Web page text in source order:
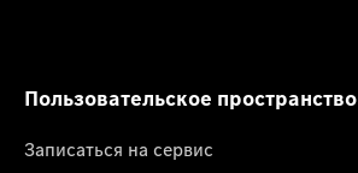
Пользовательское пространство
Записаться на сервис